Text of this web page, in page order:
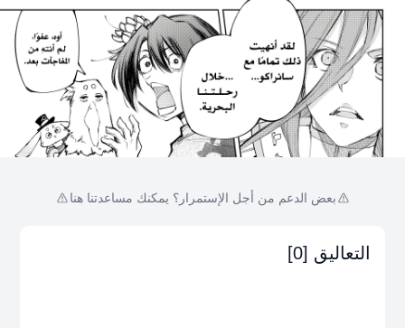
بعض الدعم من أجل الإستمرار؟ يمكنك مساعدتنا هنا
التعاليق [0]